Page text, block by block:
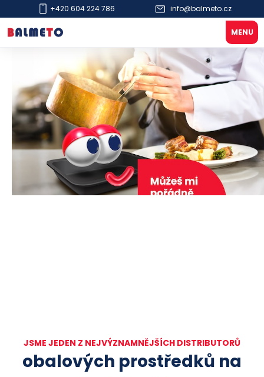
+420 604 224 786 info@balmeto.cz
JSME JEDEN Z NEJVÝZNAMNĚJŠÍCH DISTRIBUTORŮ
obalových prostředků na